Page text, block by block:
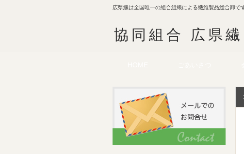
広県繊は全国唯一の組合組織による繊維製品総合卸です
協同組合 広県繊